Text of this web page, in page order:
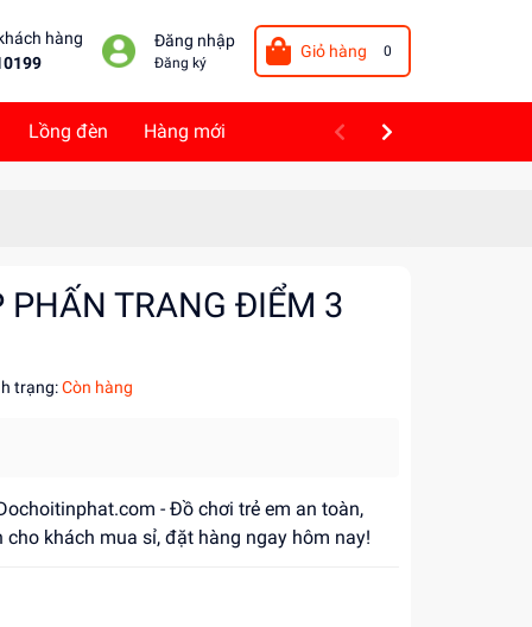
hàng
Đăng nhập
Đăng ký
Giỏ hàng 0
Lồng đèn Hàng mới
PHẤN TRANG ĐIỂM 3
trạng:Còn hàng
- Đồ chơi trẻ em an toàn,
khách mua sỉ, đặt hàng ngay hôm nay!